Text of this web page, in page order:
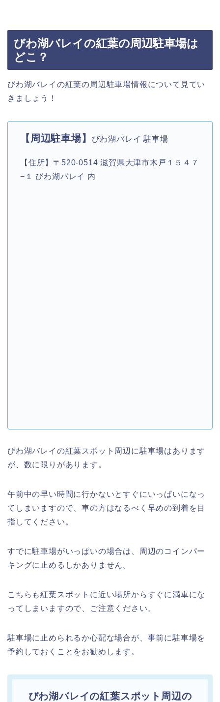
びわ湖バレイの紅葉の周辺駐車場は
どこ？
びわ湖バレイの紅葉の周辺駐車場情報について見てい
きましょう！
【周辺駐車場】 びわ湖バレイ 駐車場
【住所】〒520-0514 滋賀県大津市木戸１５４７
−１ びわ湖バレイ 内
びわ湖バレイの紅葉スポット周辺に駐車場はあります
が、数に限りがあります。
午前中の早い時間に行かないとすぐにいっぱいになっ
てしまいますので、車の方はなるべく早めの到着を目
指してください。
すでに駐車場がいっぱいの場合は、周辺のコインパー
キングに止めるしかありません。
こちらも紅葉スポットに近い場所からすぐに満車にな
ってしまいますので、ご注意ください。
駐車場に止められるか心配な場合が、事前に駐車場を
予約しておくことをお勧めします。
びわ湖バレイの紅葉スポット周辺の